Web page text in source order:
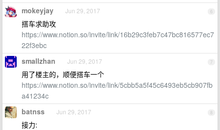
6
mokeyjay Jun 29, 2017
搭车求助攻
https://www.notion.so/invite/link/16b29c3feb7c47bc816577ec7
22f3ebc
7
smallzhan Jun 29, 2017
用了楼主的，顺便搭车一个
https://www.notion.so/invite/link/5cbb5a5f45c6493eb5cb907fb
a41234c
8
batnss Jun 29, 2017
接力: